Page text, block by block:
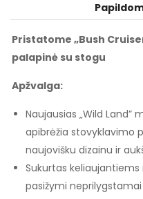
Pristatome „Bush
palapinė su stogu
Apžvalga:
Naujausias „Wild Land”
apibrėžia stovyklavimo
naujovišku dizainu ir
Sukurtas
pasižymi